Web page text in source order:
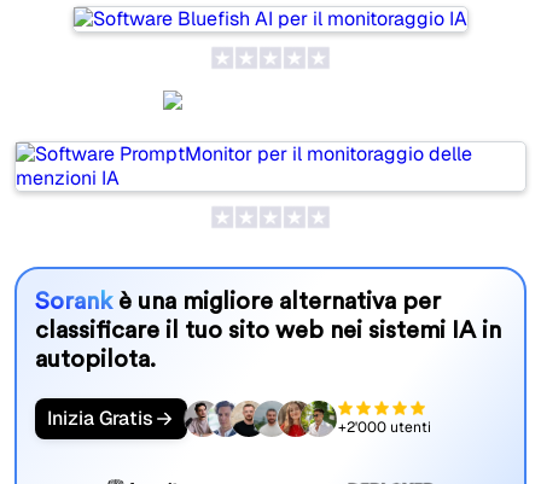
Sorank è una migliore alternativa per
classificare il tuo sito web nei sistemi IA in
autopilota.
Inizia Gratis +2'000 utenti